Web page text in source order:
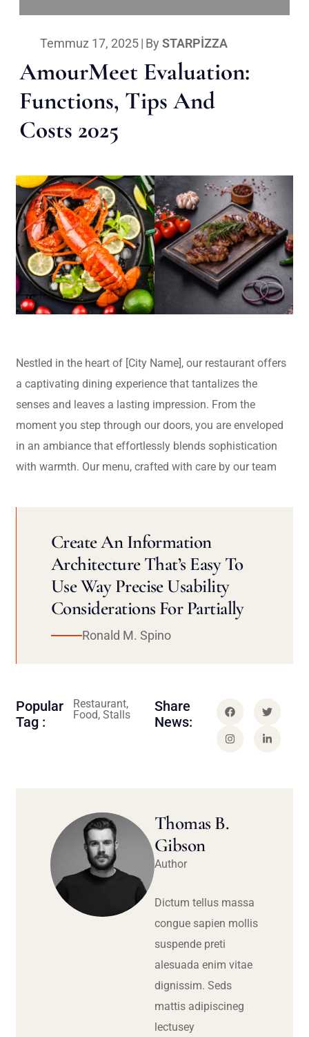
Temmuz 17, 2025| By STARPIZZA
AmourMeet Evaluation:
Functions, Tips And
Costs 2025
Nestled in the heart of [City Name], our restaurant offers
a captivating dining experience that tantalizes the
senses and leaves a lasting impression. From the
moment you step through our doors, you are enveloped
in an ambiance that effortlessly blends sophistication
with warmth. Our menu, crafted with care by our team
Create An Information
Architecture That’s Easy To
Use Way Precise Usability
Considerations For Partially
Ronald M. Spino
Popular
Tag :
Restaurant,
Food, Stalls
Share
News:
Thomas B.
Gibson
Author
Dictum tellus massa
congue sapien mollis
suspende preti
alesuada enim vitae
dignissim. Seds
mattis adipiscineg
lectusey